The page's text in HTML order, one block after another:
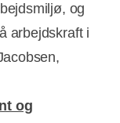
og
arbejdskraft i
og